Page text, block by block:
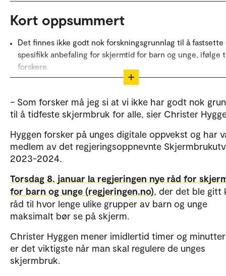
Kort oppsummert
Det finnes ikke godt nok forskningsgrunnlag til å fastsette
spesifikk anbefaling for skjermtid for barn og unge, ifølge
forskere.
Balanse er nøkkelen: Regulering av skjermbruk bør
balanse i barn og unges liv – mellom fritid, læring, fysisk
og avslapping – snarere enn eksakte tidsgrenser.
grunn av blått lys og kognitiv aktivering. Skjermfrie
leggetid anbefales.
bekymrer seg for ved barnas skjermbruk, og gå i dialog
barna for å samarbeide om balanse og trygg skjermbruk.
Deler av Kort oppsummert er laget ved hjelp av
– Som forsker må jeg si at vi ikke har godt nok
til å tidfeste skjermbruk for alle, sier Christer
Hyggen forsker på unges digitale oppvekst og har
medlem av det regjeringsoppnevnte
2023-2024.
Torsdag 8. januar la regjeringen nye råd for
for barn og unge (regjeringen.no), der det ble gitt
råd til hvor lenge ulike grupper av barn og unge
maksimalt bør se på skjerm.
Christer Hyggen mener imidlertid timer og
er det viktigste når man skal regulere de unges
skjermbruk.